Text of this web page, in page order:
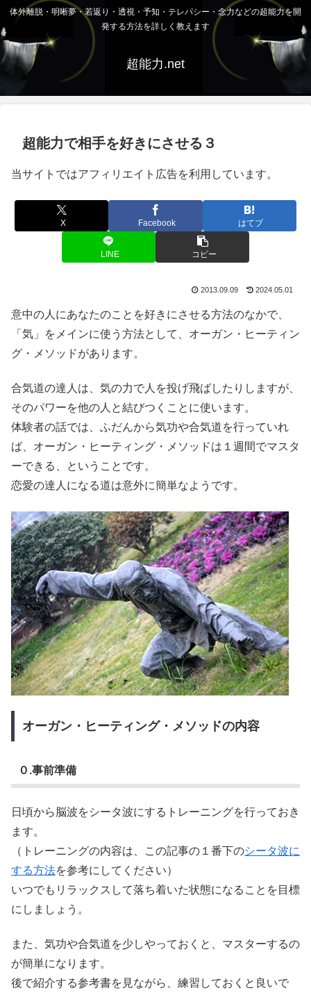
体外離脱・明晰夢・若返り・透視・予知・テレパシー・念力などの超能力を開
発する方法を詳しく教えます
超能力.net
超能力で相手を好きにさせる３
当サイトではアフィリエイト広告を利用しています。
X Facebook はてブ
LINE コピー
2013.09.09 2024.05.01
意中の人にあなたのことを好きにさせる方法のなかで、
「気」をメインに使う方法として、オーガン・ヒーティン
グ・メソッドがあります。
合気道の達人は、気の力で人を投げ飛ばしたりしますが、
そのパワーを他の人と結びつくことに使います。
体験者の話では、ふだんから気功や合気道を行っていれ
ば、オーガン・ヒーティング・メソッドは１週間でマスタ
ーできる、ということです。
恋愛の達人になる道は意外に簡単なようです。
オーガン・ヒーティング・メソッドの内容
０.事前準備
日頃から脳波をシータ波にするトレーニングを行っておき
ます。
（トレーニングの内容は、この記事の１番下のシータ波に
する方法を参考にしてください）
いつでもリラックスして落ち着いた状態になることを目標
にしましょう。
また、気功や合気道を少しやっておくと、マスターするの
が簡単になります。
後で紹介する参考書を見ながら、練習しておくと良いで